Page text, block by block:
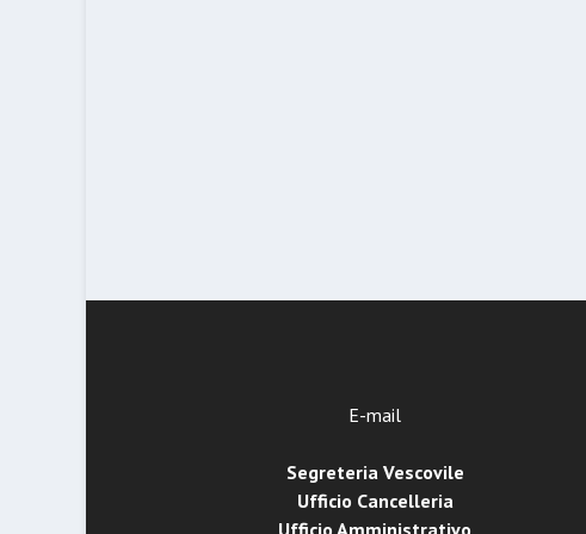
E-mail
Segreteria Vescovile
Ufficio Cancelleria
Ufficio Amministrativo